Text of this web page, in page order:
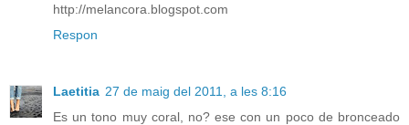
http://melancora.blogspot.com
Respon
Laetitia 27 de maig del 2011, a les 8:16
Es un tono muy coral, no? ese con un poco de bronceado